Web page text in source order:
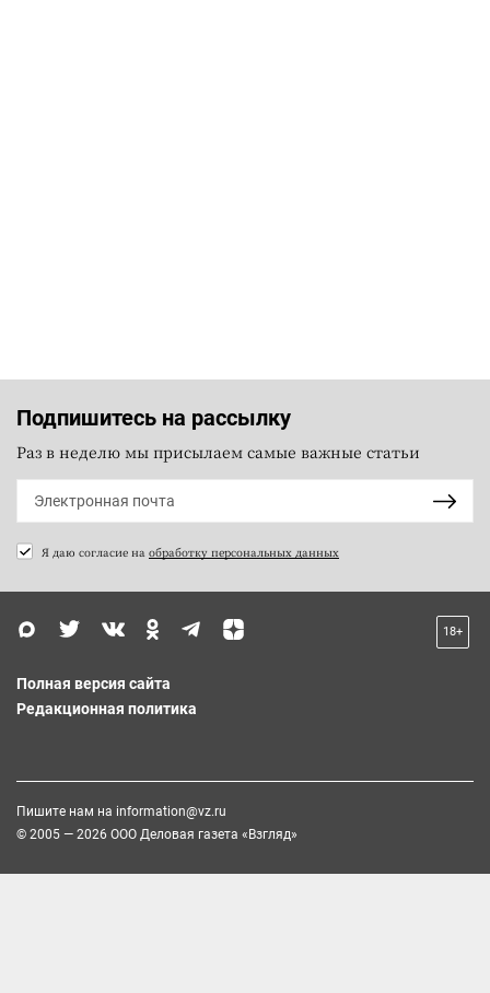
Подпишитесь на рассылку
Раз в неделю мы присылаем самые важные статьи
Я даю согласие на обработку персональных данных
18+
Полная версия сайта
Редакционная политика
Пишите нам на information@vz.ru
© 2005 — 2026 ООО Деловая газета «Взгляд»